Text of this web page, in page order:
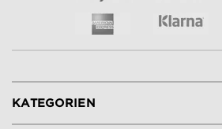
KATEGORIEN